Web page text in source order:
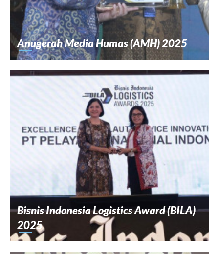
Anugerah Media Humas (AMH) 2025
Bisnis Indonesia Logistics Award (BILA)
2025